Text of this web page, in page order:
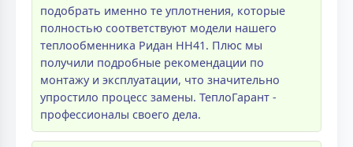
подобрать именно те уплотнения, которые
полностью соответствуют модели нашего
теплообменника Ридан НН41. Плюс мы
получили подробные рекомендации по
монтажу и эксплуатации, что значительно
упростило процесс замены. ТеплоГарант -
профессионалы своего дела.